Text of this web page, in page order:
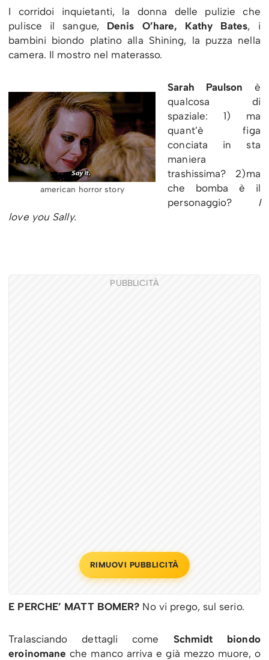
I corridoi inquietanti, la donna delle pulizie che
pulisce il sangue, Denis O’hare, Kathy Bates, i
bambini biondo platino alla Shining, la puzza nella
camera. Il mostro nel materasso.
american horror story
Sarah Paulson è
qualcosa di
spaziale: 1) ma
quant’è figa
conciata in sta
maniera
trashissima? 2)ma
che bomba è il
personaggio? I
love you Sally.
PUBBLICITÀ
RIMUOVI PUBBLICITÀ
E PERCHE’ MATT BOMER? No vi prego, sul serio.
Tralasciando dettagli come Schmidt biondo
eroinomane che manco arriva e già mezzo muore, o